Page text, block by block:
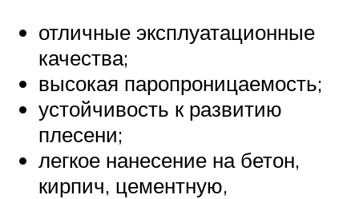
отличные эксплуатационные
качества;
высокая паропроницаемость;
устойчивость к развитию
плесени;
легкое нанесение на бетон,
кирпич, цементную,